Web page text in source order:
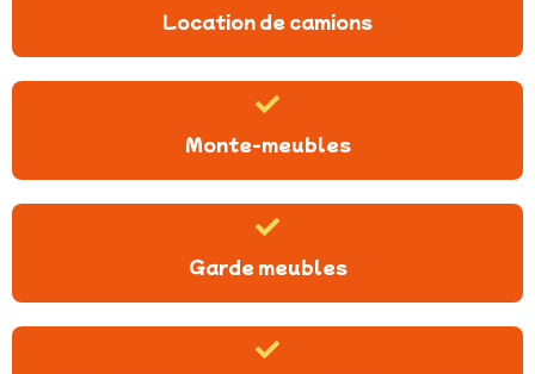
Location de camions
Monte-meubles
Garde meubles